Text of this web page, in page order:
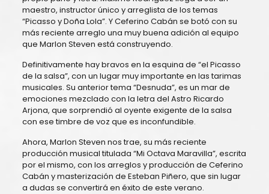
maestro, instructor único y arreglista de los temas
“Picasso y Doña Lola”. Y Ceferino Cabán se botó con su
más reciente arreglo una muy buena adición al equipo
que Marlon Steven está construyendo.
Definitivamente hay bravos en la esquina de “el Picasso
de la salsa”, con un lugar muy importante en las tarimas
musicales. Su anterior tema “Desnuda”, es un mar de
emociones mezclado con la letra del Astro Ricardo
Arjona, que sorprendió al oyente exigente de la salsa
con ese timbre de voz que es inconfundible.
Ahora, Marlon Steven nos trae, su más reciente
producción musical titulada “Mi Octava Maravilla”, escrita
por el mismo, con los arreglos y producción de Ceferino
Cabán y masterización de Esteban Piñero, que sin lugar
a dudas se convertirá en éxito de este verano.